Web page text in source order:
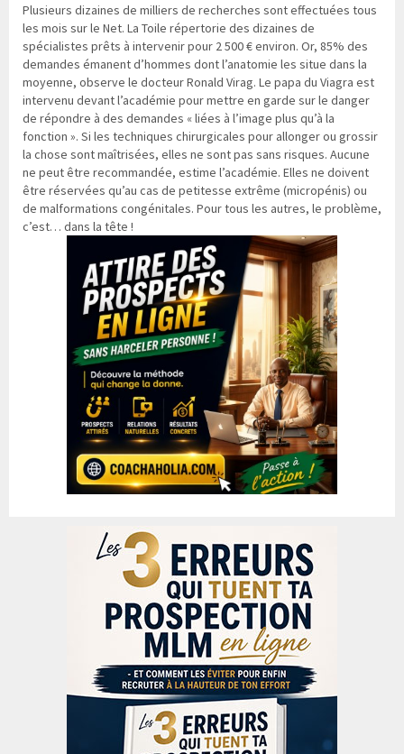
Plusieurs dizaines de milliers de recherches sont effectuées tous
les mois sur le Net. La Toile répertorie des dizaines de
spécialistes prêts à intervenir pour 2 500 € environ. Or, 85% des
demandes émanent d’hommes dont l’anatomie les situe dans la
moyenne, observe le docteur Ronald Virag. Le papa du Viagra est
intervenu devant l’académie pour mettre en garde sur le danger
de répondre à des demandes « liées à l’image plus qu’à la
fonction ». Si les techniques chirurgicales pour allonger ou grossir
la chose sont maîtrisées, elles ne sont pas sans risques. Aucune
ne peut être recommandée, estime l’académie. Elles ne doivent
être réservées qu’au cas de petitesse extrême (micropénis) ou
de malformations congénitales. Pour tous les autres, le problème,
c’est… dans la tête !